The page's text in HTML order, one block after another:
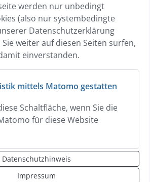
werden nur unbedingt
(also nur systembedingte
Datenschutzerklärung
weiter auf diesen Seiten surfen,
einverstanden.
mittels Matomo gestatten
Schaltfläche, wenn Sie die
für diese Website
Datenschutzhinweis
Impressum
Funktion
Barrierefreiheit